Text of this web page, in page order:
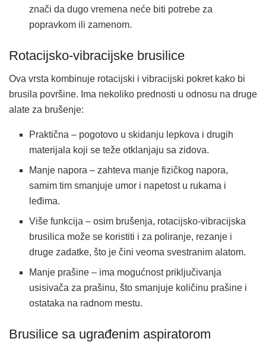
znači da dugo vremena neće biti potrebe za
popravkom ili zamenom.
Rotacijsko-vibracijske brusilice
Ova vrsta kombinuje rotacijski i vibracijski pokret kako bi
brusila površine. Ima nekoliko prednosti u odnosu na druge
alate za brušenje:
Praktična – pogotovo u skidanju lepkova i drugih
materijala koji se teže otklanjaju sa zidova.
Manje napora – zahteva manje fizičkog napora,
samim tim smanjuje umor i napetost u rukama i
leđima.
Više funkcija – osim brušenja, rotacijsko-vibracijska
brusilica može se koristiti i za poliranje, rezanje i
druge zadatke, što je čini veoma svestranim alatom.
Manje prašine – ima mogućnost priključivanja
usisivača za prašinu, što smanjuje količinu prašine i
ostataka na radnom mestu.
Brusilice sa ugrađenim aspiratorom